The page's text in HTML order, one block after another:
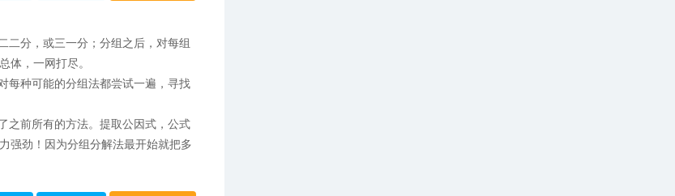
二分，或三一分；分组之后，对每组
体，一网打尽。
每种可能的分组法都尝试一遍，寻找
之前所有的方法。提取公因式，公式
强劲！因为分组分解法最开始就把多